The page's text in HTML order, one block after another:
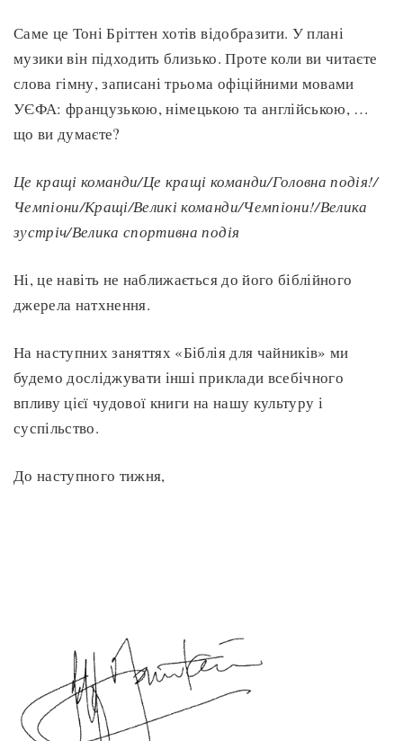
Саме це Тоні Бріттен хотів відобразити. У плані
музики він підходить близько. Проте коли ви читаєте
слова гімну, записані трьома офіційними мовами
УЄФА: французькою, німецькою та англійською, …
що ви думаєте?
Це кращі команди/Це кращі команди/Головна подія!/
Чемпіони/Кращі/Великі команди/Чемпіони!/Велика
зустріч/Велика спортивна подія
Ні, це навіть не наближається до його біблійного
джерела натхнення.
На наступних заняттях «Біблія для чайників» ми
будемо досліджувати інші приклади всебічного
впливу цієї чудової книги на нашу культуру і
суспільство.
До наступного тижня,